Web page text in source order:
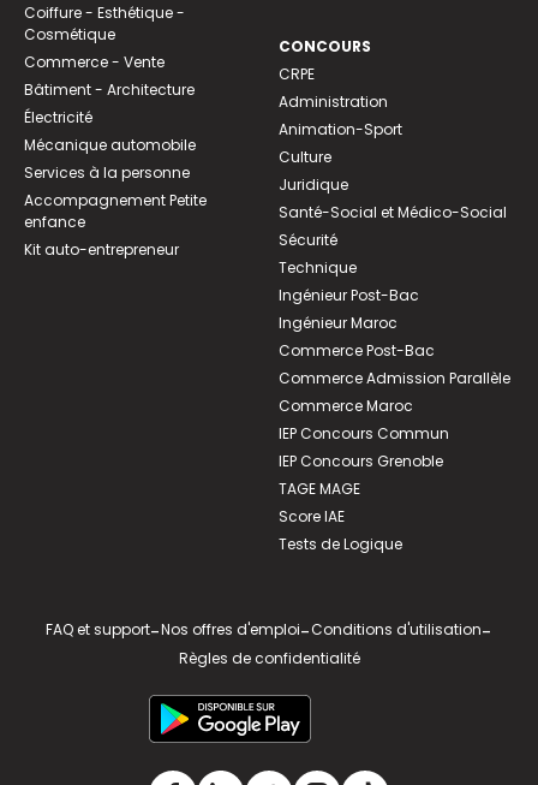
Coiffure - Esthétique -
Cosmétique
Commerce - Vente
Bâtiment - Architecture
Électricité
Mécanique automobile
Services à la personne
Accompagnement Petite
enfance
Kit auto-entrepreneur
CONCOURS
CRPE
Administration
Animation-Sport
Culture
Juridique
Santé-Social et Médico-Social
Sécurité
Technique
Ingénieur Post-Bac
Ingénieur Maroc
Commerce Post-Bac
Commerce Admission Parallèle
Commerce Maroc
IEP Concours Commun
IEP Concours Grenoble
TAGE MAGE
Score IAE
Tests de Logique
FAQ et support-Nos offres d'emploi-Conditions d'utilisation-
Règles de confidentialité